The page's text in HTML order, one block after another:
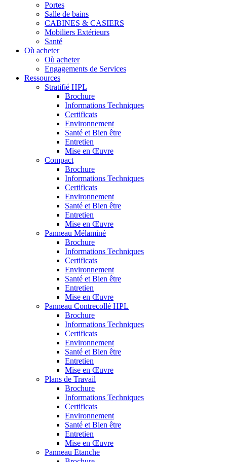
Portes
Salle de bains
CABINES & CASIERS
Mobiliers Extérieurs
Santé
Où acheter
Où acheter
Engagements de Services
Ressources
Stratifié HPL
Brochure
Informations Techniques
Certificats
Environnement
Santé et Bien être
Entretien
Mise en Œuvre
Compact
Brochure
Informations Techniques
Certificats
Environnement
Santé et Bien être
Entretien
Mise en Œuvre
Panneau Mélaminé
Brochure
Informations Techniques
Certificats
Environnement
Santé et Bien être
Entretien
Mise en Œuvre
Panneau Contrecollé HPL
Brochure
Informations Techniques
Certificats
Environnement
Santé et Bien être
Entretien
Mise en Œuvre
Plans de Travail
Brochure
Informations Techniques
Certificats
Environnement
Santé et Bien être
Entretien
Mise en Œuvre
Panneau Etanche